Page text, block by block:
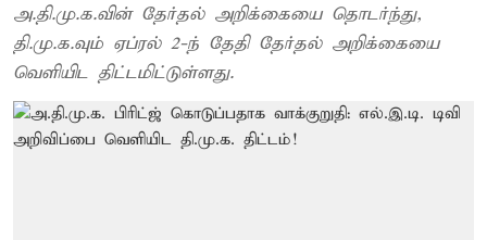
அ.தி.மு.க.வின் தேர்தல் அறிக்கையை தொடர்ந்து,
தி.மு.க.வும் ஏப்ரல் 2-ந் தேதி தேர்தல் அறிக்கையை
வெளியிட திட்டமிட்டுள்ளது.